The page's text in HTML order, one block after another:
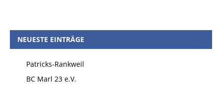
NEUESTE EINTRÄGE
Patricks-Rankweil
BC Marl 23 e.V.